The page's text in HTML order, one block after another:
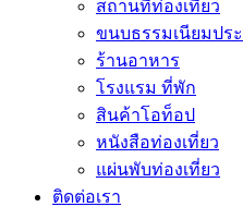
สถานที่ท่องเที่ยว
ขนบธรรมเนียมปร
ร้านอาหาร
โรงแรม ที่พัก
สินค้าโอท็อป
หนังสือท่องเที่ยว
แผ่นพับท่องเที่ยว
ติดต่อเรา